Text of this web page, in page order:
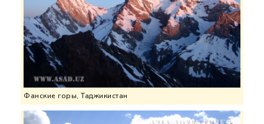
Фанские горы, Таджикистан